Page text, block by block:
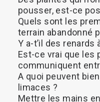
pousser, est-ce
Quels sont les
terrain abandonné
Y a-t’il des renards
Est-ce vrai que les
communiquent
A quoi peuvent bien
limaces ?
Mettre les mains en